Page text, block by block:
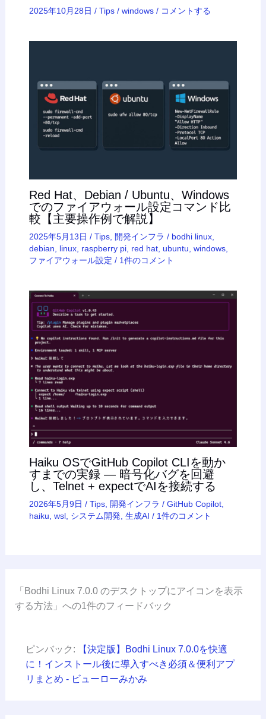
2025年10月28日 / Tips/ windows/ コメントする
Red Hat、Debian / Ubuntu、Windows
でのファイアウォール設定コマンド比
較【主要操作例で解説】
2025年5月13日 / Tips, 開発インフラ / bodhi linux,
debian, linux, raspberry pi, red hat, ubuntu, windows,
ファイアウォール設定 / 1件のコメント
Haiku OSでGitHub Copilot CLIを動か
すまでの実録 — 暗号化バグを回避
し、Telnet + expectでAIを接続する
2026年5月9日 / Tips, 開発インフラ / GitHub Copilot,
haiku, wsl, システム開発, 生成AI / 1件のコメント
「Bodhi Linux 7.0.0 のデスクトップにアイコンを表示
する方法」への1件のフィードバック
ピンバック:
【決定版】Bodhi Linux 7.0.0を快適
に！インストール後に導入すべき必須＆便利アプ
リまとめ - ビューローみかみ